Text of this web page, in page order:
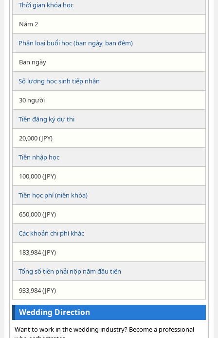
Thời gian khóa học
Năm 2
Phân loại buổi học (ban ngày, ban đêm)
Ban ngày
Số lượng học sinh tiếp nhận
30 người
Tiền đăng ký dự thi
20,000 (JPY)
Tiền nhập học
100,000 (JPY)
Tiền học phí (niên khóa)
650,000 (JPY)
Các khoản chi phí khác
183,984 (JPY)
Tổng số tiền phải nộp năm đầu tiên
933,984 (JPY)
Wedding Direction
Want to work in the wedding industry? Become a professional